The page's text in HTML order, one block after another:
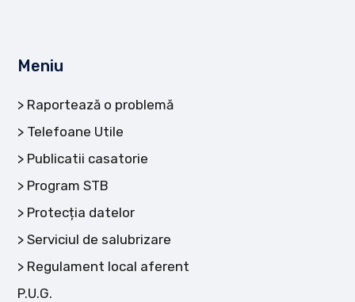
Meniu
Raportează o problemă
Telefoane Utile
Publicatii casatorie
Program STB
Protecția datelor
Serviciul de salubrizare
Regulament local aferent
P.U.G.